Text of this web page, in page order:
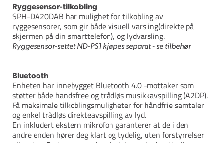
Ryggesensor-tilkobling
SPH-DA20DAB har mulighet for tilkobling av
ryggesensorer, som gir både visuell varsling(direkte på
skjermen på din smarttelefon), og lydvarsling.
Ryggesensor-settet ND-PS1 kjøpes separat - se tilbehør
Bluetooth
Enheten har innebygget Bluetooth 4.0 -mottaker som
støtter både handsfree og trådløs musikkavspilling (A2DP).
Få maksimale tilkoblingsmuligheter for håndfrie samtaler
og enkel trådløs direkteavspilling av lyd.
En inkludert ekstern mikrofon garanterer at de i den
andre enden hører deg klart og tydelig, uten forstyrrelser